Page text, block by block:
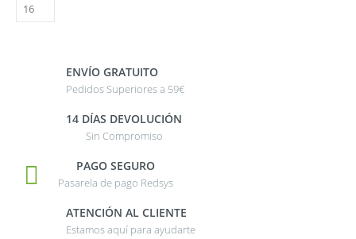
ENVÍO GRATUITO
Pedidos Superiores a 59€
14 DÍAS DEVOLUCIÓN
Sin Compromiso
PAGO SEGURO
Pasarela de pago Redsys
ATENCIÓN AL CLIENTE
Estamos aquí para ayudarte